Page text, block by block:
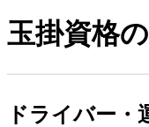
玉掛資格
ドライバー・